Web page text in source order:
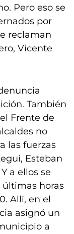
Pero eso se
por
reclaman
Vicente
También
Frente de
no
las fuerzas
Esteban
a ellos se
últimas horas
Allí, en el
asignó un
a